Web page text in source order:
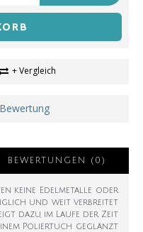
+ Vergleich
BEWERTUNGEN (0)
keine Edelmetalle oder
und weit verbreitet
dazu, im Laufe der Zeit
Poliertuch geglänzt